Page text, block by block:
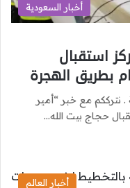
أخبار السعودية
استقبال
بطريق الهجرة
. نترككم مع خبر “أمير
حجاج بيت الله…
أخبار العالم